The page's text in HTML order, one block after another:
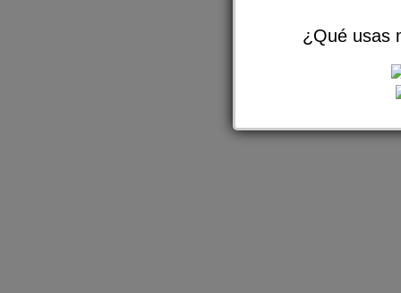
¿Qué usas